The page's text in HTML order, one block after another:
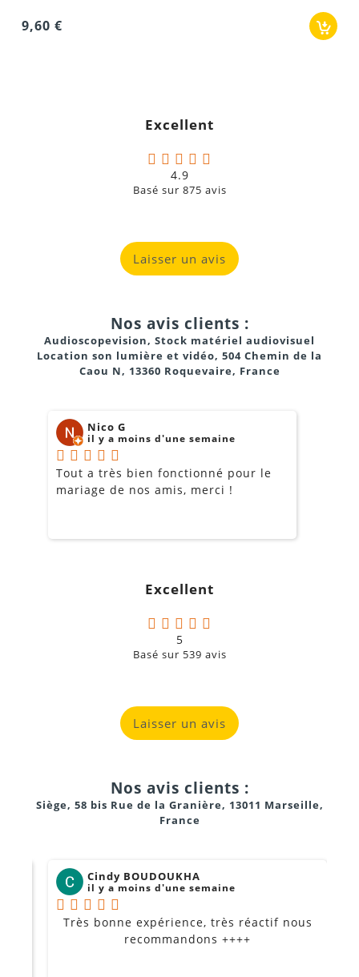
Excellent
4.9
Basé sur 875 avis
Laisser un avis
Nos avis clients :
Audioscopevision, Stock matériel audiovisuel
Location son lumière et vidéo, 504 Chemin de la
Caou N, 13360 Roquevaire, France
Nico G
il y a moins d'une semaine
Tout a très bien fonctionné pour le
mariage de nos amis, merci !
Excellent
5
Basé sur 539 avis
Laisser un avis
Nos avis clients :
Siège, 58 bis Rue de la Granière, 13011 Marseille,
France
Cindy BOUDOUKHA
il y a moins d'une semaine
Très bonne expérience, très réactif nous
recommandons ++++